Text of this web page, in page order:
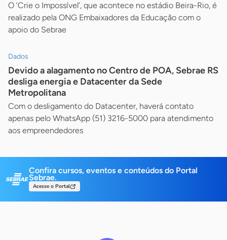
O ‘Crie o Impossível’, que acontece no estádio Beira-Rio, é
realizado pela ONG Embaixadores da Educação com o
apoio do Sebrae
Dados
Devido a alagamento no Centro de POA, Sebrae RS
desliga energia e Datacenter da Sede
Metropolitana
Com o desligamento do Datacenter, haverá contato
apenas pelo WhatsApp (51) 3216-5000 para atendimento
aos empreendedores
Confira cursos, eventos e conteúdos do Portal
Sebrae.
Acesse o Portal